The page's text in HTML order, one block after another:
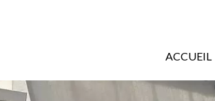
ACCUEIL